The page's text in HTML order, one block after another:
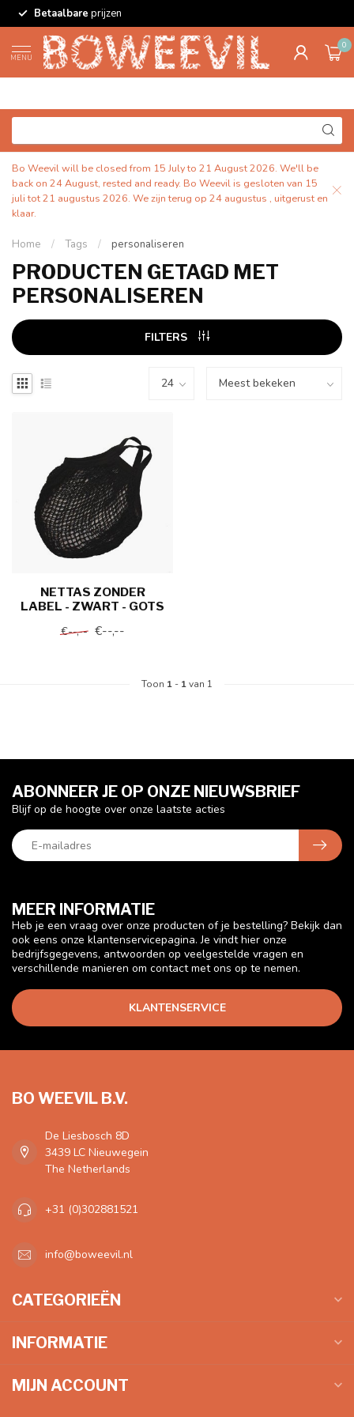
Betaalbare prijzen
MENU
0
Bo Weevil will be closed from 15 July to 21 August 2026. We'll be
back on 24 August, rested and ready. Bo Weevil is gesloten van 15
juli tot 21 augustus 2026. We zijn terug op 24 augustus , uitgerust en
klaar.
Home / Tags / personaliseren
PRODUCTEN GETAGD MET
PERSONALISEREN
FILTERS
NETTAS ZONDER
LABEL - ZWART - GOTS
€--,-- €--,--
Toon 1 - 1van 1
MEER INFORMATIE
Heb je een vraag over onze producten of je bestelling? Bekijk dan
ook eens onze klantenservicepagina. Je vindt hier onze
bedrijfsgegevens, antwoorden op veelgestelde vragen en
verschillende manieren om contact met ons op te nemen.
KLANTENSERVICE
ABONNEER JE OP ONZE NIEUWSBRIEF
Blijf op de hoogte over onze laatste acties
BO WEEVIL B.V.
De Liesbosch 8D
3439 LC Nieuwegein
The Netherlands
+31 (0)302881521
info@boweevil.nl
CATEGORIEËN
INFORMATIE
MIJN ACCOUNT